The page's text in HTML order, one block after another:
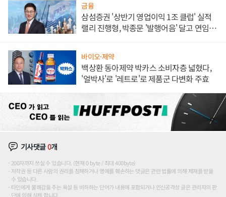
금융
삼섬증권 '상반기 영업이익 1조 클럽' 실적
랠리 진행형, 박종문 '발행어음' 달고 연임 향
바이오·제약
백상환 동아제약 박카스 소비자층 넓혔다,
'얼박사'로 '레트로'로 제품군 다변화 주효
기사댓글0개
200자까지 쓰실 수 있습니다. (현재 0 byte / 최대 400byte)
저작권 등 다른 사람의 권리를 침해하거나 명예를 훼손하는 댓글은 관련 법률에 의해 제재를 받을
수 있습니다.
타인에게 불쾌감을 주는 욕설 등 비하하는 단어가 내용에 포함되거나 인신공격성 글은 관리자의 판
단에 의해 삭제 합니다.